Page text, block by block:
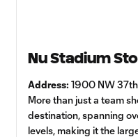
Nu Stadium
Address: 1900 NW 37th
More than just a team
destination, spanning
levels, making it the